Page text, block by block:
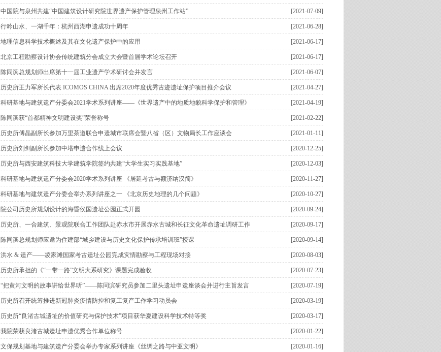
中国院与泉州共建“中国建筑设计研究院世界遗产保护管理泉州工作站” [2021-07-09]
行吟山水、一湖千年：杭州西湖申遗成功十周年 [2021-06-28]
地理信息科学技术概述及其在文化遗产保护中的应用 [2021-06-17]
北京工程勘察设计协会传统建筑分会成立大会暨首届学术论坛召开 [2021-06-17]
陈同滨总规划师出席第十一届工业遗产学术研讨会并发言 [2021-06-07]
历史所王力军所长代表 ICOMOS CHINA 出席2020年度优秀古迹遗址保护项目推介会议 [2021-04-27]
科研基地与建筑遗产分委会2021学术系列讲座——《世界遗产中的地质地貌科学保护和管理》 [2021-04-19]
陈同滨获“首都精神文明建设奖”荣誉称号 [2021-02-22]
历史所傅晶副所长参加万里茶道联合申遗城市联席会暨八省（区）文物局长工作座谈会 [2021-01-11]
历史所刘剑副所长参加中塔申遗合作线上会议 [2020-12-25]
历史所与西安建筑科技大学建筑学院签约共建“大学生实习实践基地” [2020-12-03]
科研基地与建筑遗产分委会2020学术系列讲座 《居延考古与额济纳汉简》 [2020-11-27]
科研基地与建筑遗产分委会举办系列讲座之一 《北京历史地理的几个问题》 [2020-10-27]
院公司历史所规划设计的海昏侯国遗址公园正式开园 [2020-09-24]
历史所、一合建筑、景观院联合工作团队赴赤水市开展赤水古城和长征文化革命遗址调研工作 [2020-09-17]
陈同滨总规划师应邀为住建部“城乡建设与历史文化保护传承培训班”授课 [2020-09-14]
洪水 & 遗产——凌家滩国家考古遗址公园完成灾情勘察与工程现场对接 [2020-08-03]
历史所承担的《“一带一路”文明大系研究》课题完成验收 [2020-07-23]
“把黄河文明的故事讲给世界听”——陈同滨研究员参加二里头遗址申遗座谈会并进行主旨发言 [2020-07-19]
历史所召开统筹推进新冠肺炎疫情防控和复工复产工作学习动员会 [2020-03-19]
历史所“良渚古城遗址的价值研究与保护技术”项目获华夏建设科学技术特等奖 [2020-03-17]
我院荣获良渚古城遗址申遗优秀合作单位称号 [2020-01-22]
文保规划基地与建筑遗产分委会举办专家系列讲座《丝绸之路与中亚文明》 [2020-01-16]